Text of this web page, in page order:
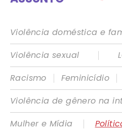
Violência doméstica e
Violência sexual
|
Racismo
| Feminicídio |
Violência de gênero na
Mulher e Mídia
|